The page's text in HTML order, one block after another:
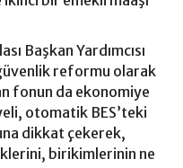
Başkan Yardımcısı
reformu olarak
fonun da ekonomiye
otomatik BES’teki
dikkat çekerek,
birikimlerinin ne